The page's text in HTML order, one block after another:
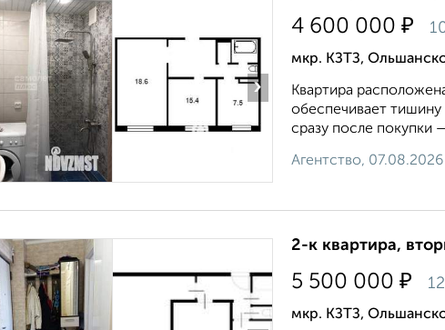
›
4 600 000 ₽
мкр. КЗТЗ,
Квартира
обеспечивает
сразу после покупки
Агентство, 07.08.2026
2-к квартира,
5 500 000 ₽
мкр. КЗТЗ,